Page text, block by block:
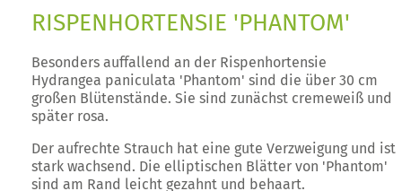
RISPENHORTENSIE 'PHANTOM'
Besonders auffallend an der Rispenhortensie
Hydrangea paniculata 'Phantom' sind die über 30 cm
großen Blütenstände. Sie sind zunächst cremeweiß und
später rosa.
Der aufrechte Strauch hat eine gute Verzweigung und ist
stark wachsend. Die elliptischen Blätter von 'Phantom'
sind am Rand leicht gezahnt und behaart.